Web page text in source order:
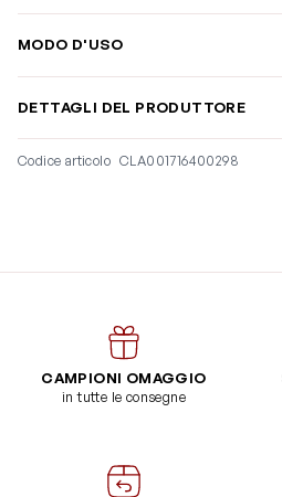
MODO D'USO
DETTAGLI DEL PRODUTTORE
Codice articolo CLA001716400298
CAMPIONI OMAGGIO
in tutte le consegne